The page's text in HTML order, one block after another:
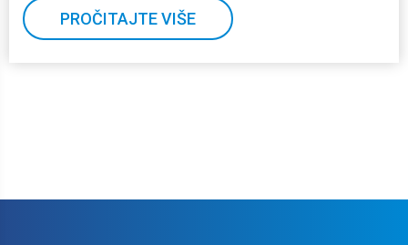
PROČITAJTE VIŠE